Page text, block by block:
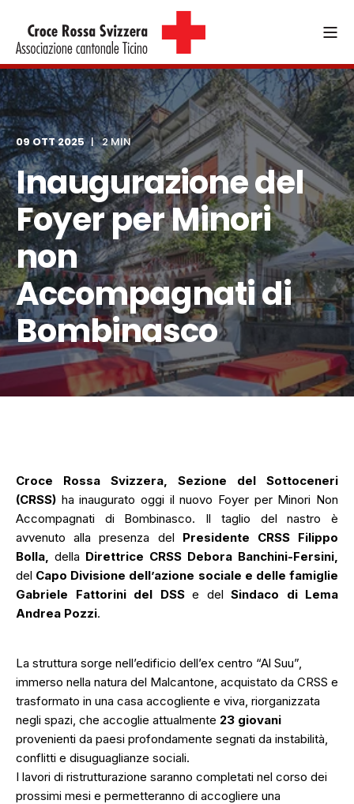
09 OTT 2025 2 MIN
Inaugurazione del
Foyer per Minori
non
Accompagnati di
Bombinasco
Croce Rossa Svizzera, Sezione del Sottoceneri
(CRSS) ha inaugurato oggi il nuovo Foyer per Minori Non
Accompagnati di Bombinasco. Il taglio del nastro è
avvenuto alla presenza del Presidente CRSS Filippo
Bolla, della Direttrice CRSS Debora Banchini-Fersini,
del Capo Divisione dell’azione sociale e delle famiglie
Gabriele Fattorini del DSS e del Sindaco di Lema
Andrea Pozzi.
La struttura sorge nell’edificio dell’ex centro “Al Suu”,
immerso nella natura del Malcantone, acquistato da CRSS e
trasformato in una casa accogliente e viva, riorganizzata
negli spazi, che accoglie attualmente 23 giovani
provenienti da paesi profondamente segnati da instabilità,
conflitti e disuguaglianze sociali.
I lavori di ristrutturazione saranno completati nel corso dei
prossimi mesi e permetteranno di accogliere una